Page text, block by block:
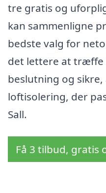
tre gratis og
kan sammenligne
bedste valg for
det lettere at træffe
beslutning og
loftisolering, der
Sall.
Få 3 tilbud, gratis